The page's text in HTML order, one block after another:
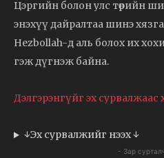
Цэргийн болон улс төрийн
энэхүү дайралтаа шинэ
Hezbollah-д аль болох их
гэж дүгнэж байна.
Дэлгэрэнгүйг эх сурвалжаас
↓Эх сурвалжийг нээх ↓
- Зар